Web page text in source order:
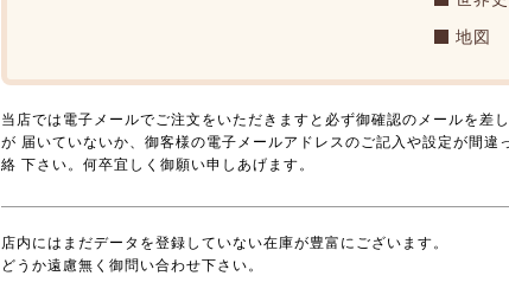
地図
当店では電子メールでご注文をいただきますと必ず御確認のメールを
が 届いていないか、御客様の電子メールアドレスのご記入や設定が間
絡 下さい。何卒宜しく御願い申しあげます。
店内にはまだデータを登録していない在庫が豊富にございます。
どうか遠慮無く御問い合わせ下さい。